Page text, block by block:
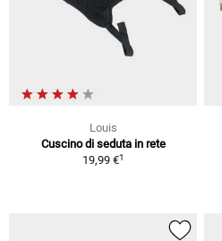
Louis
Cuscino di seduta in rete
19,99 €1